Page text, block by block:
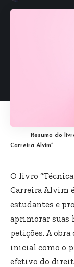
Resumo do
Carreira Alvim”
O livro
Carreira Alvim
estudantes e
aprimorar suas
petições. A
inicial como o
efetivo do